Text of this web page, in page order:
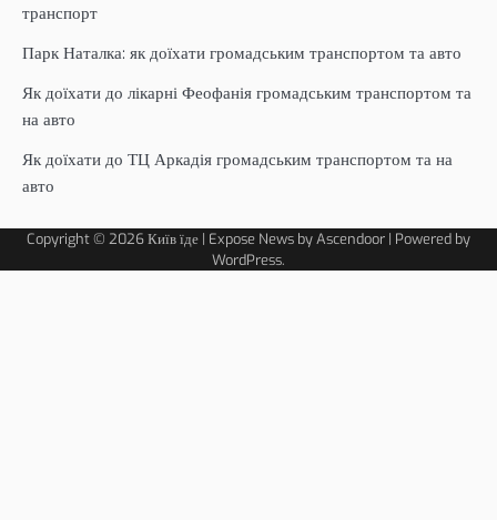
транспорт
Парк Наталка: як доїхати громадським транспортом та авто
Як доїхати до лікарні Феофанія громадським транспортом та
на авто
Як доїхати до ТЦ Аркадія громадським транспортом та на
авто
Copyright © 2026Київ їде | Expose News byAscendoor | Powered by
WordPress.